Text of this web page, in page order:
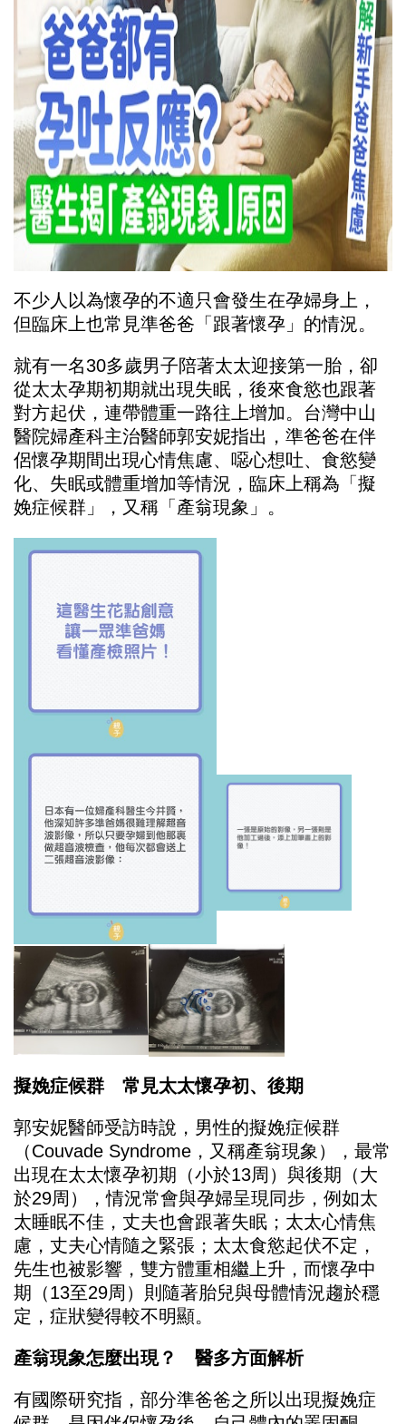
不少人以為懷孕的不適只會發生在孕婦身上，
但臨床上也常見準爸爸「跟著懷孕」的情況。
就有一名30多歲男子陪著太太迎接第一胎，卻
從太太孕期初期就出現失眠，後來食慾也跟著
對方起伏，連帶體重一路往上增加。台灣中山
醫院婦產科主治醫師郭安妮指出，準爸爸在伴
侶懷孕期間出現心情焦慮、噁心想吐、食慾變
化、失眠或體重增加等情況，臨床上稱為「擬
娩症候群」，又稱「產翁現象」。
擬娩症候群 常見太太懷孕初、後期
郭安妮醫師受訪時說，男性的擬娩症候群
（Couvade Syndrome，又稱產翁現象），最常
出現在太太懷孕初期（小於13周）與後期（大
於29周），情況常會與孕婦呈現同步，例如太
太睡眠不佳，丈夫也會跟著失眠；太太心情焦
慮，丈夫心情隨之緊張；太太食慾起伏不定，
先生也被影響，雙方體重相繼上升，而懷孕中
期（13至29周）則隨著胎兒與母體情況趨於穩
定，症狀變得較不明顯。
產翁現象怎麼出現？ 醫多方面解析
有國際研究指，部分準爸爸之所以出現擬娩症